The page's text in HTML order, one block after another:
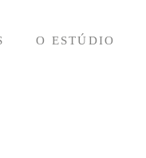
O ESTÚDIO